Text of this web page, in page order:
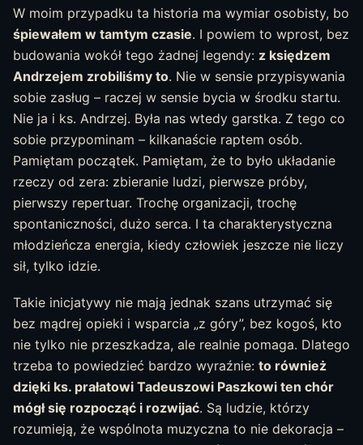
W moim przypadku ta historia ma wymiar osobisty, bo
śpiewałem w tamtym czasie. I powiem to wprost, bez
budowania wokół tego żadnej legendy: z księdzem
Andrzejem zrobiliśmy to. Nie w sensie przypisywania
sobie zasług – raczej w sensie bycia w środku startu.
Nie ja i ks. Andrzej. Była nas wtedy garstka. Z tego co
sobie przypominam – kilkanaście raptem osób.
Pamiętam początek. Pamiętam, że to było układanie
rzeczy od zera: zbieranie ludzi, pierwsze próby,
pierwszy repertuar. Trochę organizacji, trochę
spontaniczności, dużo serca. I ta charakterystyczna
młodzieńcza energia, kiedy człowiek jeszcze nie liczy
sił, tylko idzie.
Takie inicjatywy nie mają jednak szans utrzymać się
bez mądrej opieki i wsparcia „z góry”, bez kogoś, kto
nie tylko nie przeszkadza, ale realnie pomaga. Dlatego
trzeba to powiedzieć bardzo wyraźnie: to również
dzięki ks. prałatowi Tadeuszowi Paszkowi ten chór
mógł się rozpocząć i rozwijać. Są ludzie, którzy
rozumieją, że wspólnota muzyczna to nie dekoracja –